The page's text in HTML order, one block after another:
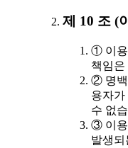
제 10 조 (
① 이용
책임은
② 명백
용자
수 없
③ 이용
발생되